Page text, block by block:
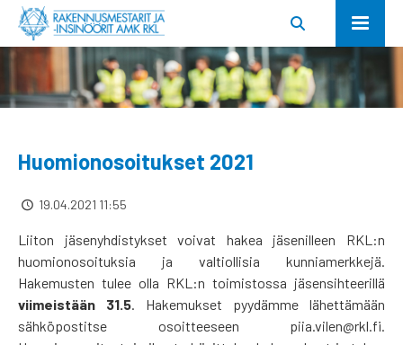
Huomionosoitukset 2021
19.04.2021 11:55
Liiton jäsenyhdistykset voivat hakea jäsenilleen RKL:n
huomionosoituksia ja valtiollisia kunniamerkkejä.
Hakemusten tulee olla RKL:n toimistossa jäsensihteerillä
viimeistään 31.5. Hakemukset pyydämme lähettämään
sähköpostitse osoitteeseen piia.vilen@rkl.fi.